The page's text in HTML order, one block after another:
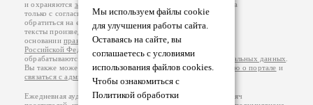
Мы используем файлы cookie
для улучшения работы сайта.
Оставаясь на сайте, вы
соглашаетесь с условиями
использования файлов cookies.
Чтобы ознакомиться с
Политикой обработки
и охраняются законом
. Перепечатка произведений возможна
только с согласия его автора, к которому вы можете
обратиться на его авторской странице. Ответственность за
тексты произведений авторы несут самостоятельно на
основанииправил публикацииизаконодательства
Российской Федерации
обрабатываются на основанииПолитики обработки персональных данных
Вы также можете посмотреть более подробнуюинформацию о портале и
связаться с администрацией
Ежедневная аудитория портала Проза.ру – порядка 100 тысяч